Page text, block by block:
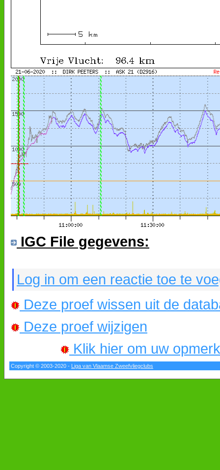
IGC File gegevens:
Log in om een reactie toe te
Deze proef wissen uit de
Deze proef wijzigen
Klik hier om uw
Copyright © 2003-2020 - Liga van Vlaamse Zweefvliegclubs